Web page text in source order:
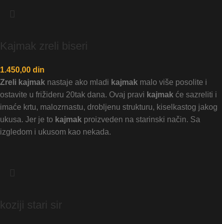
Kajmak zreli biseri
1.450,00 din
Zreli kajmak nastaje ako mladi kajmak malo više posolite i
ostavite u frižideru 20tak dana. Ovaj pravi kajmak će sazreliti i
imaće krtu, malozrnastu, drobljenu strukturu, kiselkastog jakog
ukusa. Jer je to kajmak proizveden na starinski način. Sa
izgledom i ukusom kao nekada.
koziji stari sir